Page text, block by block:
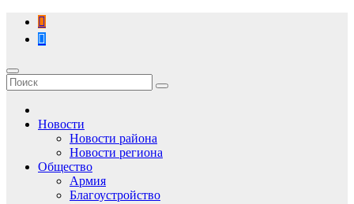
Перейти
содержимому
Новости
Новости района
Новости региона
Общество
Армия
Благоустройство